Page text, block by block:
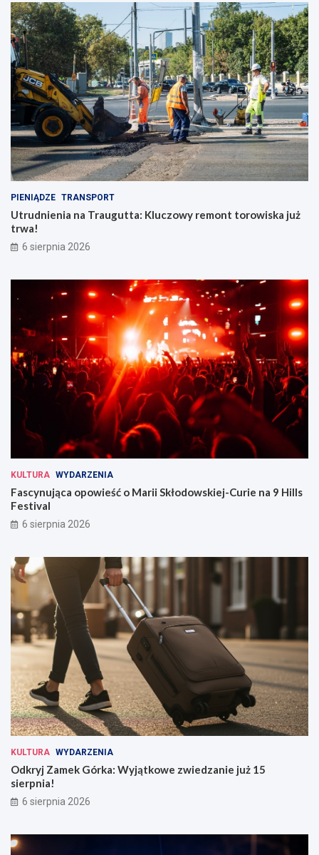
PIENIĄDZE TRANSPORT
Utrudnienia na Traugutta: Kluczowy remont torowiska już
trwa!
6 sierpnia 2026
KULTURA WYDARZENIA
Fascynująca opowieść o Marii Skłodowskiej-Curie na 9 Hills
Festival
6 sierpnia 2026
KULTURA WYDARZENIA
Odkryj Zamek Górka: Wyjątkowe zwiedzanie już 15
sierpnia!
6 sierpnia 2026